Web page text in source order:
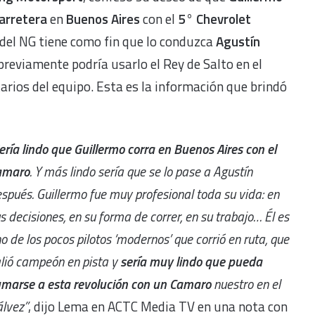
enBuenos Airescon el 5° Chevrolet
NG tiene como fin que lo conduzcaAgustín
podría usarlo el Rey de Salto en el
del equipo. Esta es la información que brindó
lindo que Guillermo corra en Buenos Aires con el
. Y más lindo sería que se lo pase a Agustín
Guillermo fue muy profesional toda su vida: en
decisiones, en su forma de correr, en su trabajo… Él es
de los pocos pilotos ‘modernos’ que corrió en ruta, que
campeón en pista ysería muy lindo que pueda
a esta revolución con un Camaronuestro en el
, dijo Lema en ACTC Media TV en una nota con